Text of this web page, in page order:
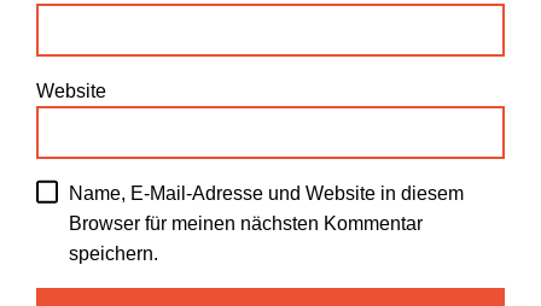
Website
Name, E-Mail-Adresse und Website in diesem
Browser für meinen nächsten Kommentar
speichern.